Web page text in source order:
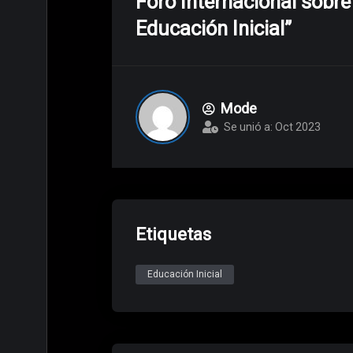
Educación Inicial”
Mode
Se unió a: Oct 2023
Etiquetas
Educación Inicial